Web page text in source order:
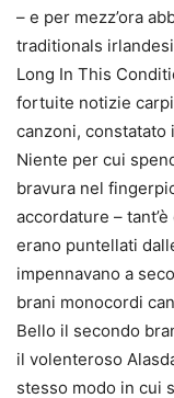
– e per mezz’ora
traditionals
Long In This
fortuite notizie
canzoni, constatato
Niente per cui
bravura nel
accordature –
erano puntellati
impennavano a
brani monocordi
Bello il secondo
il volenteroso
stesso modo in cui